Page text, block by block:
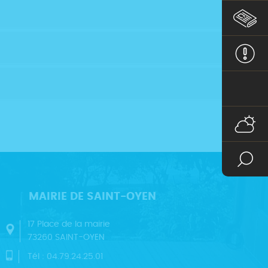
MAIRIE DE SAINT-OYEN
17 Place de la mairie
73260 SAINT-OYEN
Tél : 04.79.24.25.01